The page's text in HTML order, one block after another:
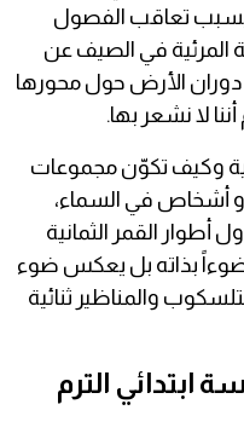
وهو ما يسبب تعاقب الفصول
المرئية في الصيف عن
دوران الأرض حول محورها
وكيف تكوّن مجموعات
أو أشخاص في السماء،
أطوار القمر الثمانية
ضوءاً بذاته بل يعكس ضوء
والمناظير ثنائية
ابتدائي الترم